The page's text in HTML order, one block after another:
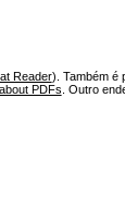
Reader). Também é
PDFs . Outro